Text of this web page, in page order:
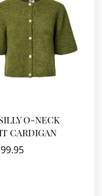
O-NECK
CARDIGAN